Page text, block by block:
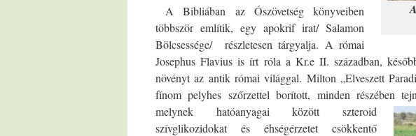
A Bibliában az Ószövetség könyveiben
többször említik, egy apokrif irat/ Salamon
Bölcsessége/ részletesen tárgyalja. A római
Josephus Flavius is írt róla a Kr.e II. században,
növényt az antik római világgal. Milton „Elveszett
fínom pelyhes szőrzettel borított, minden részében
melynek hatóanyagai között szteroid
szívglikozidokat és éhségérzetet csökkentő